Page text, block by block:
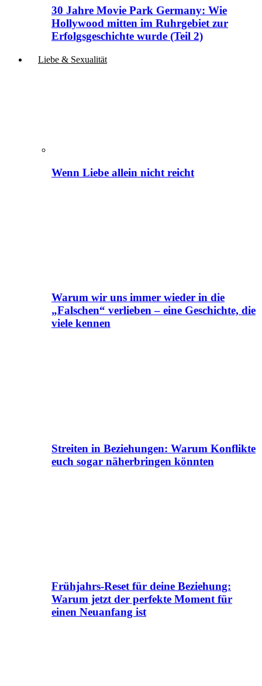
30 Jahre Movie Park Germany: Wie
Hollywood mitten im Ruhrgebiet zur
Erfolgsgeschichte wurde (Teil 2)
Liebe & Sexualität
Wenn Liebe allein nicht reicht
Warum wir uns immer wieder in die
„Falschen“ verlieben – eine Geschichte, die
viele kennen
Streiten in Beziehungen: Warum Konflikte
euch sogar näherbringen könnten
Frühjahrs-Reset für deine Beziehung:
Warum jetzt der perfekte Moment für
einen Neuanfang ist